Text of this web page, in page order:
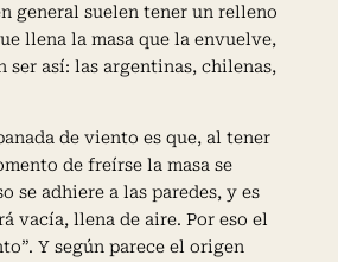
general suelen tener un relleno
llena la masa que la envuelve,
ser así: las argentinas, chilenas,
de viento es que, al tener
de freírse la masa se
se adhiere a las paredes, y es
vacía, llena de aire. Por eso el
Y según parece el origen